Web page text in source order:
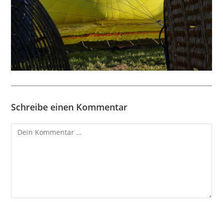
Schreibe einen Kommentar
Kommentar